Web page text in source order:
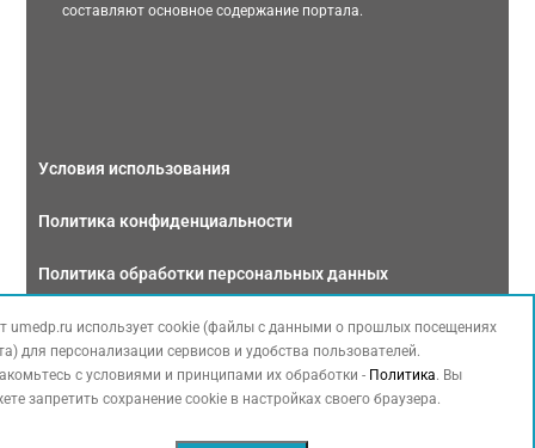
составляют основное содержание портала.
Условия использования
Политика конфиденциальности
Политика обработки персональных данных
Связаться с нами
umedp.ru использует cookie (файлы с данными о прошлых посещениях
для персонализации сервисов и удобства пользователей.
с условиями и принципами их обработки - Политика. Вы
запретить сохранение cookie в настройках своего браузера.